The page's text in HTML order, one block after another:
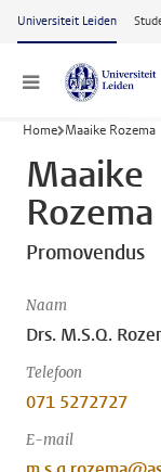
Ga naar
Universiteit Leiden
Menu
Home Maaike Rozema
Maaike
Rozema
Promovendus
Naam
Drs. M.S.Q.
Telefoon
071 5272727
E-mail